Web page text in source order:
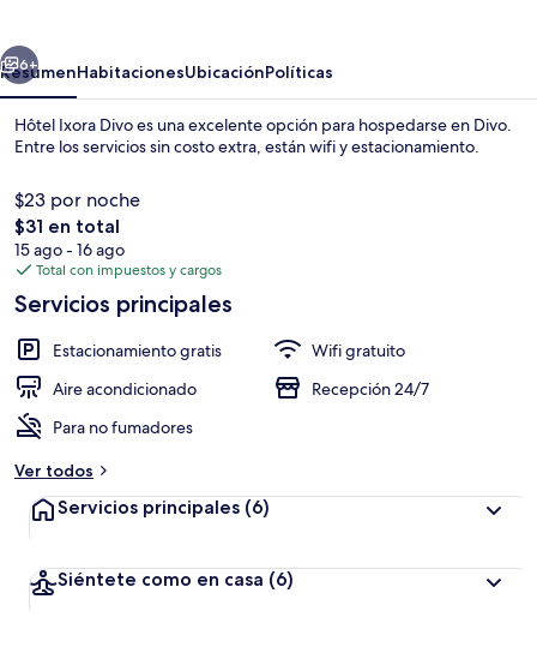
Siguiente
6+
ResumenHabitacionesUbicaciónPolíticas
Hôtel Ixora Divo es una excelente opción para hospedarse en Divo.
Entre los servicios sin costo extra, están wifi y estacionamiento.
$23 por noche
El
precio
total
de
$31 en total
15 ago - 16 ago
Total con impuestos y cargos
Servicios principales
Estacionamiento gratis
Wifi gratuito
Aire acondicionado
Recepción 24/7
Para no fumadores
Ver todos
Servicios principales (6)
Siéntete como en casa (6)